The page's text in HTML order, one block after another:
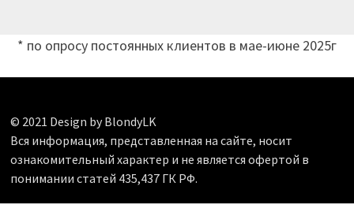
* по опросу постоянных клиентов в мае-июне 2025г
© 2021 Design by BlondyLK
Вся информация, представленная на сайте, носит
ознакомительный характер и не является офертой в
понимании статей 435,437 ГК РФ.